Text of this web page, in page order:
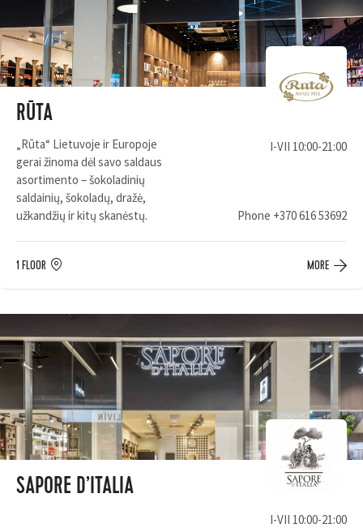
RŪTA
„Rūta“ Lietuvoje ir Europoje
gerai žinoma dėl savo saldaus
asortimento – šokoladinių
saldainių, šokoladų, dražė,
užkandžių ir kitų skanėstų.
I-VII 10:00-21:00
Phone +370 616 53692
1 FLOOR MORE
SAPORE D’ITALIA
I-VII 10:00-21:00